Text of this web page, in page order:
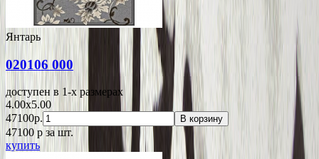
Янтарь
020106 000
доступен в 1-x размерах
4.00x5.00
47100р.
В корзину
47100 p за шт.
купить